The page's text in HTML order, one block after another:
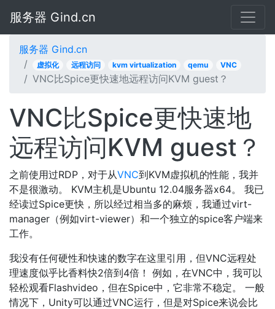
服务器 Gind.cn
服务器 Gind.cn
虚拟化 远程访问 kvm virtualization qemu VNC
VNC比Spice更快速地远程访问KVM guest？
VNC比Spice更快速地
远程访问KVM guest？
之前使用过RDP，对于从VNC到KVM虚拟机的性能，我并
不是很激动。 KVM主机是Ubuntu 12.04服务器x64。 我已
经读过Spice更快，所以经过相当多的麻烦，我通过virt-
manager（例如virt-viewer）和一个独立的spice客户端来
工作。
我没有任何硬性和快速的数字在这里引用，但VNC远程处
理速度似乎比香料快2倍到4倍！ 例如，在VNC中，我可以
轻松观看Flashvideo，但在Spice中，它非常不稳定。 一般
情况下，Unity可以通过VNC运行，但是对Spice来说会比